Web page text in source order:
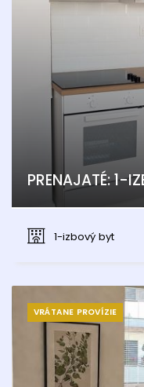
PRENAJATÉ: 1-
1-izbový byt
VRÁTANE PROVÍZIE